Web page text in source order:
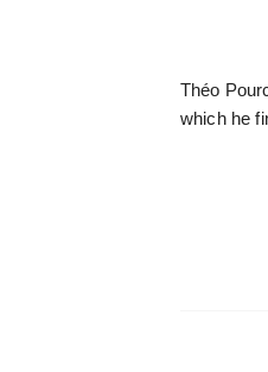
Théo
which he